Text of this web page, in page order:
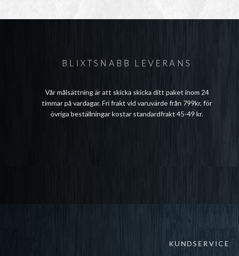
BLIXTSNABB LEVERANS
Vår målsättning är att skicka skicka ditt paket inom 24
timmar på vardagar. Fri frakt vid varuvärde från 799kr, för
övriga beställningar kostar standardfrakt 45-49 kr.
KUNDSERVICE